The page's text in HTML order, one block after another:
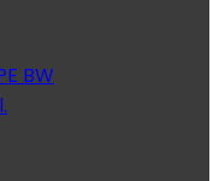
BW